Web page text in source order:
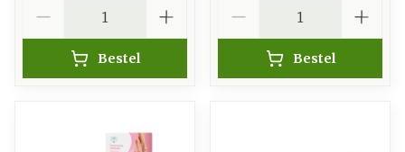
Bestel Bestel